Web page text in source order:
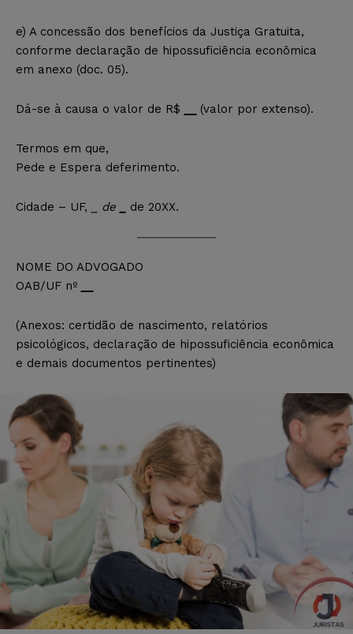
e) A concessão dos benefícios da Justiça Gratuita,
conforme declaração de hipossuficiência econômica
em anexo (doc. 05).
Dá-se à causa o valor de R$ (valor por extenso).
Termos em que,
Pede e Espera deferimento.
Cidade – UF, _ de de 20XX.
NOME DO ADVOGADO
OAB/UF nº
(Anexos: certidão de nascimento, relatórios
psicológicos, declaração de hipossuficiência econômica
e demais documentos pertinentes)